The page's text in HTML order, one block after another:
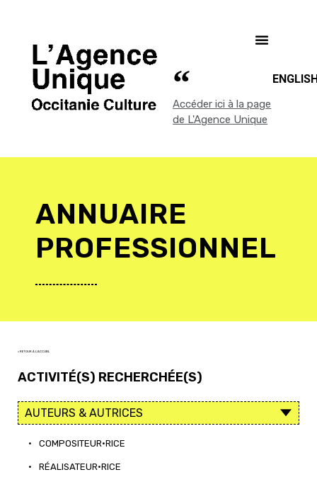
Accéder ici à la page
de L'Agence Unique
ANNUAIRE
PROFESSIONNEL
< RETOUR À L'ACCUEIL
ACTIVITÉ(S) RECHERCHÉE(S)
• COMPOSITEUR·RICE
• RÉALISATEUR·RICE